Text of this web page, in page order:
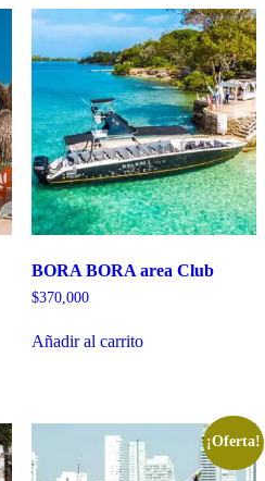
BORA BORA area Club
$370,000
Añadir al carrito
¡Oferta!